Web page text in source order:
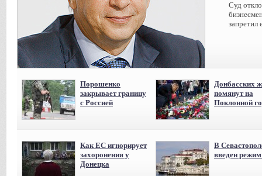
Суд
запретил
Порошенко
закрывает границу
с Россией
Донбасских
помянут на
Поклонной
Как ЕС игнорирует
захоронения у
Донецка
В
введен